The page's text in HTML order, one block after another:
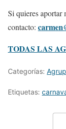
Si quieres aportar
contacto:
TODAS LAS
Categorías:
Etiquetas: